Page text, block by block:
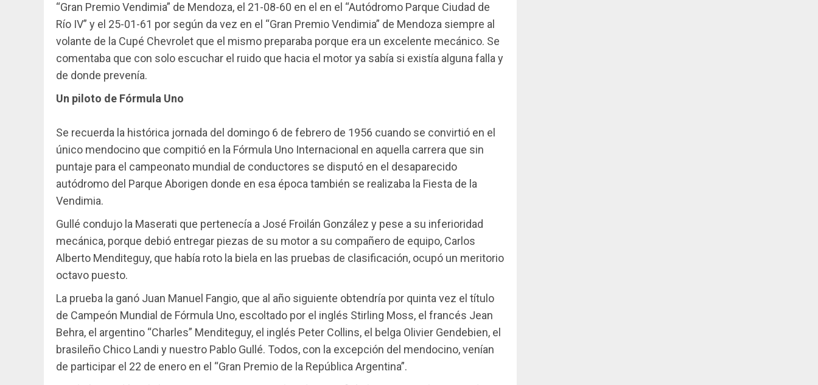
“Gran Premio Vendimia” de Mendoza, el 21-08-60 en el en el “Autódromo Parque Ciudad de
Río IV” y el 25-01-61 por según da vez en el “Gran Premio Vendimia” de Mendoza siempre al
volante de la Cupé Chevrolet que el mismo preparaba porque era un excelente mecánico. Se
comentaba que con solo escuchar el ruido que hacia el motor ya sabía si existía alguna falla y
de donde prevenía.
Un piloto de Fórmula Uno
Se recuerda la histórica jornada del domingo 6 de febrero de 1956 cuando se convirtió en el
único mendocino que compitió en la Fórmula Uno Internacional en aquella carrera que sin
puntaje para el campeonato mundial de conductores se disputó en el desaparecido
autódromo del Parque Aborigen donde en esa época también se realizaba la Fiesta de la
Vendimia.
Gullé condujo la Maserati que pertenecía a José Froilán González y pese a su inferioridad
mecánica, porque debió entregar piezas de su motor a su compañero de equipo, Carlos
Alberto Menditeguy, que había roto la biela en las pruebas de clasificación, ocupó un meritorio
octavo puesto.
La prueba la ganó Juan Manuel Fangio, que al año siguiente obtendría por quinta vez el título
de Campeón Mundial de Fórmula Uno, escoltado por el inglés Stirling Moss, el francés Jean
Behra, el argentino “Charles” Menditeguy, el inglés Peter Collins, el belga Olivier Gendebien, el
brasileño Chico Landi y nuestro Pablo Gullé. Todos, con la excepción del mendocino, venían
de participar el 22 de enero en el “Gran Premio de la República Argentina”.